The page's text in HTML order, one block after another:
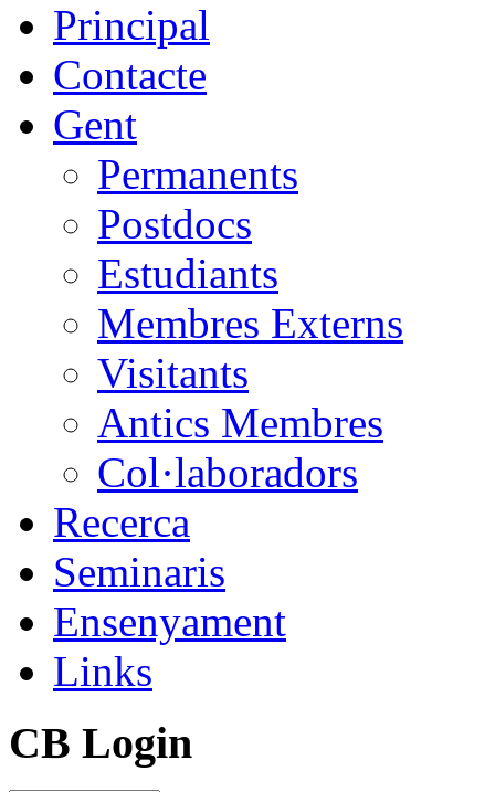
Principal
Contacte
Gent
Permanents
Postdocs
Estudiants
Membres Externs
Visitants
Antics Membres
Col·laboradors
Recerca
Seminaris
Ensenyament
Links
CB Login